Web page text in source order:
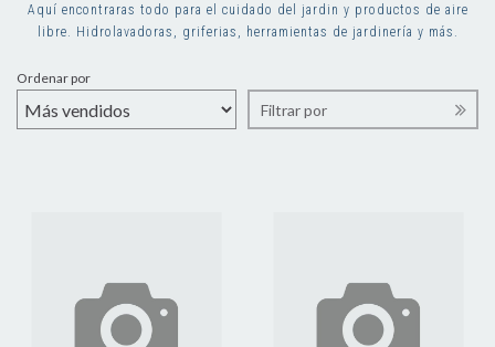
Aquí encontraras todo para el cuidado del jardin y productos de aire
libre. Hidrolavadoras, griferias, herramientas de jardinería y más.
Ordenar por
Filtrar por